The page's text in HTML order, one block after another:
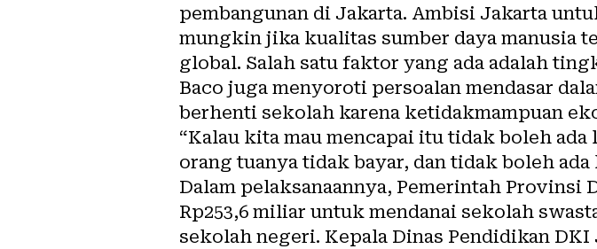
pembangunan di Jakarta. Ambisi Jakarta
mungkin jika kualitas sumber daya manusia
global. Salah satu faktor yang ada adalah
Baco juga menyoroti persoalan mendasar
berhenti sekolah karena ketidakmampuan
“Kalau kita mau mencapai itu tidak boleh
orang tuanya tidak bayar, dan tidak boleh
Dalam pelaksanaannya, Pemerintah Provinsi
Rp253,6 miliar untuk mendanai sekolah
sekolah negeri. Kepala Dinas Pendidikan